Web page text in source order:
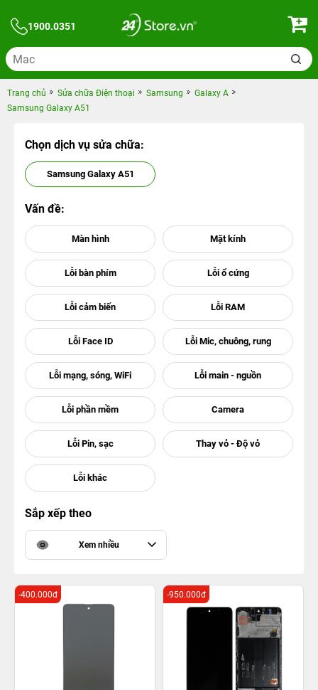
1900.0351
Trang chủ Sửa chữa Điện thoại Samsung
Galaxy A
Samsung Galaxy A51
Chọn dịch vụ sửa chữa:
Samsung Galaxy A51
Vấn đề:
Sắp xếp theo
Xem nhiều
-400.000đ -950.000đ